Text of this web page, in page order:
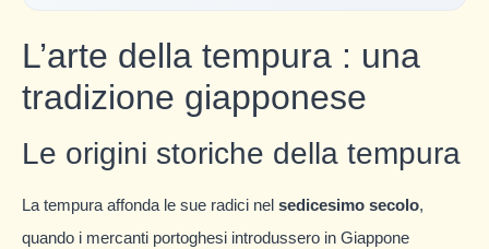
L’arte della tempura : una
tradizione giapponese
Le origini storiche della tempura
La tempura affonda le sue radici nel sedicesimo secolo,
quando i mercanti portoghesi introdussero in Giappone